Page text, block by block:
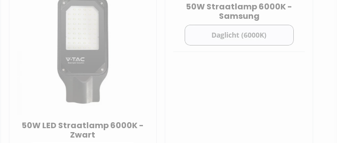
50W LED Straatlamp 6000K -
Zwart
50W Straatlamp 6000K -
Samsung